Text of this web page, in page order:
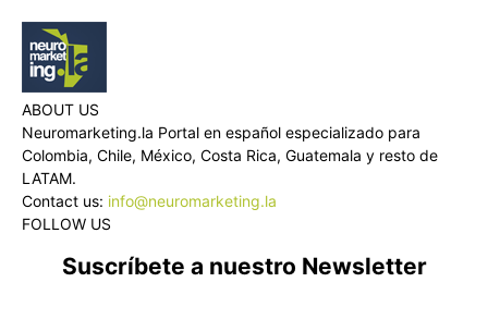
ABOUT US
Neuromarketing.la Portal en español especializado para
Colombia, Chile, México, Costa Rica, Guatemala y resto de
LATAM.
Contact us: info@neuromarketing.la
FOLLOW US
Suscríbete a nuestro Newsletter